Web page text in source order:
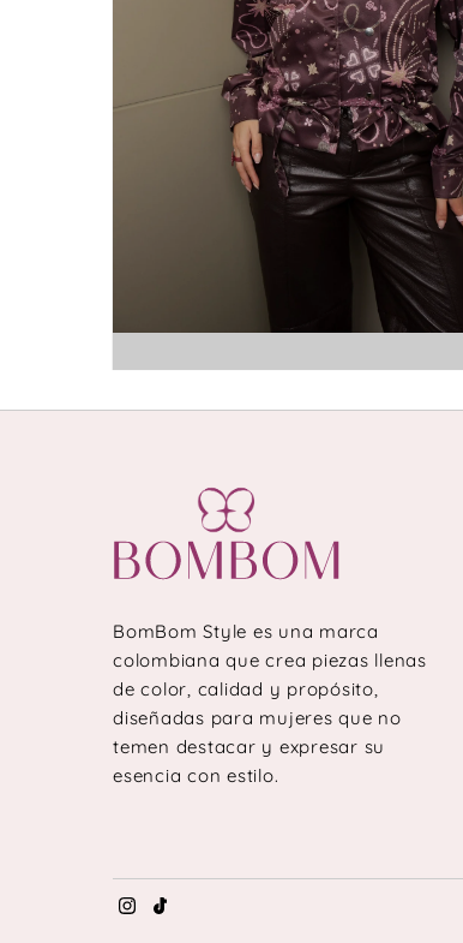
BomBom Style es una marca
colombiana que crea piezas llenas
de color, calidad y propósito,
diseñadas para mujeres que no
temen destacar y expresar su
esencia con estilo.